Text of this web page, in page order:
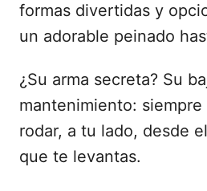
formas divertidas y
un adorable peinado
¿Su arma secreta? Su
mantenimiento:
rodar, a tu lado, desde
que te levantas.